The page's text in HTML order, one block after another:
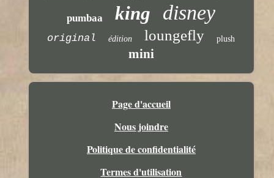
pumbaa king disney
original édition loungefly plush
mini
Page d'accueil
Nous joindre
Politique de confidentialité
Termes d'utilisation